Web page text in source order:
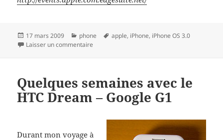
Publié
le
17 mars 2009 Catégories
phone
Mots-
apple, iPhone, iPhone OS 3.0
Laisser un commentaire
Quelques semaines avec le
HTC Dream – Google G1
Durant mon voyage à